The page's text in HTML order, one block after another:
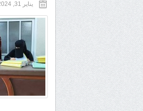
يناير 31, 2024